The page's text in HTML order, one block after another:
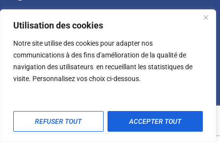
Utilisation des cookies
Notre site utilise des cookies pour adapter nos
communications à des fins d'amélioration de la qualité de
navigation des utilisateurs en recueillant les statistiques de
visite. Personnalisez vos choix ci-dessous.
REFUSER TOUT ACCEPTER TOUT
Mentions légales
Contact